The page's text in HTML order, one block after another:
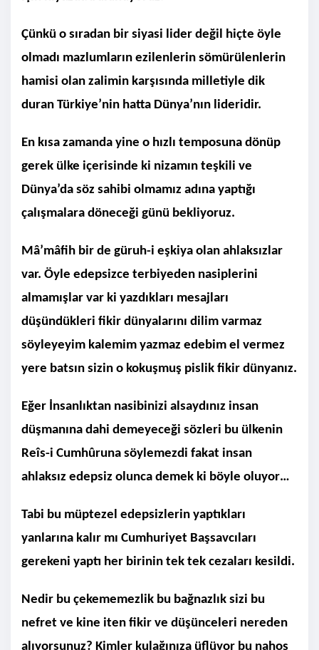
Çünkü o sıradan bir siyasi lider değil hiçte öyle
olmadı mazlumların ezilenlerin sömürülenlerin
hamisi olan zalimin karşısında milletiyle dik
duran Türkiye’nin hatta Dünya’nın lideridir.
En kısa zamanda yine o hızlı temposuna dönüp
gerek ülke içerisinde ki nizamın teşkili ve
Dünya’da söz sahibi olmamız adına yaptığı
çalışmalara döneceği günü bekliyoruz.
Mâ’mâfih bir de güruh-i eşkiya olan ahlaksızlar
var. Öyle edepsizce terbiyeden nasiplerini
almamışlar var ki yazdıkları mesajları
düşündükleri fikir dünyalarını dilim varmaz
söyleyeyim kalemim yazmaz edebim el vermez
yere batsın sizin o kokuşmuş pislik fikir dünyanız.
Eğer İnsanlıktan nasibinizi alsaydınız insan
düşmanına dahi demeyeceği sözleri bu ülkenin
Reîs-i Cumhûruna söylemezdi fakat insan
ahlaksız edepsiz olunca demek ki böyle oluyor…
Tabi bu müptezel edepsizlerin yaptıkları
yanlarına kalır mı Cumhuriyet Başsavcıları
gerekeni yaptı her birinin tek tek cezaları kesildi.
Nedir bu çekememezlik bu bağnazlık sizi bu
nefret ve kine iten fikir ve düşünceleri nereden
alıyorsunuz? Kimler kulağınıza üflüyor bu nahoş